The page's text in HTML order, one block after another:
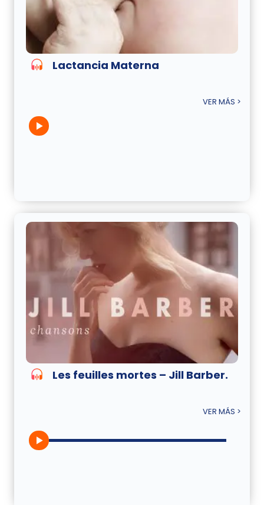
Lactancia Materna
VER MÁS >
Les feuilles mortes – Jill Barber.
VER MÁS >